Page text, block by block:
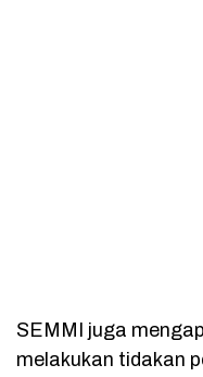
SEMMI juga
melakukan tidakan